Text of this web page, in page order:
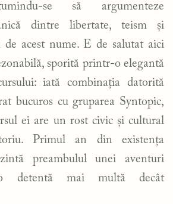
se să argumenteze
dintre libertate, teism și
de acest nume. E de salutat aici
sporită printr-o elegantă
iată combinația datorită
bucuros cu gruparea Syntopic,
ei are un rost civic și cultural
Primul an din existența
preambulul unei aventuri
detentă mai multă decât